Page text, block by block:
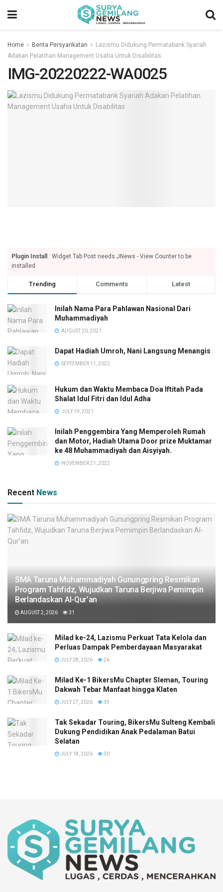
Home Berita Persyarikatan
Lazismu Didukung Permatabank Syariah
Adakan Pelatihan Management Usaha Untuk Disabilitas
IMG-20220222-WA0025
Plugin Install
: Widget Tab Post needs JNews - View Counter to be
installed
Trending Comments Latest
Inilah Nama Para Pahlawan Nasional Dari
Muhammadiyah
AUGUST 20, 2021
Dapat Hadiah Umroh, Nani Langsung Menangis
SEPTEMBER 11, 2022
Hukum dan Waktu Membaca Doa Iftitah Pada
Shalat Idul Fitri dan Idul Adha
JULY 19, 2021
Inilah Penggembira Yang Memperoleh Rumah
dan Motor, Hadiah Utama Door prize Muktamar
ke 48 Muhammadiyah dan Aisyiyah.
NOVEMBER 21, 2022
Recent News
SMA Taruna Muhammadiyah Gunungpring Resmikan
Program Tahfidz, Wujudkan Taruna Berjiwa Pemimpin
Berlandaskan Al-Qur’an
AUGUST 2, 2026 31
Milad ke-24, Lazismu Perkuat Tata Kelola dan
Perluas Dampak Pemberdayaan Masyarakat
JULY 28, 2026 26
Milad Ke-1 BikersMu Chapter Sleman, Touring
Dakwah Tebar Manfaat hingga Klaten
JULY 27, 2026 39
Tak Sekadar Touring, BikersMu Sulteng Kembali
Dukung Pendidikan Anak Pedalaman Batui
Selatan
JULY 18, 2026 30